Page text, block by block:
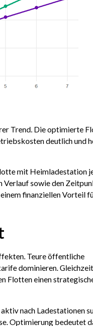
Trend. Die optimierte
deutlich und
mit Heimladestation
Verlauf sowie den
finanziellen Vorteil
Teure öffentliche
dominieren.
Flotten einen
nach Ladestationen
Optimierung bedeutet